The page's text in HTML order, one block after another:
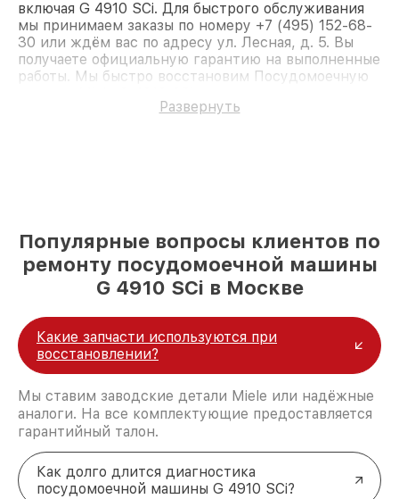
включая G 4910 SCi. Для быстрого обслуживания
мы принимаем заказы по номеру +7 (495) 152-68-
30 или ждём вас по адресу ул. Лесная, д. 5. Вы
получаете официальную гарантию на выполненные
работы. Мы быстро восстановим Посудомоечную
Развернуть
Популярные вопросы клиентов по
ремонту посудомоечной машины
G 4910 SCi в Москве
Какие запчасти используются при
восстановлении?
Мы ставим заводские детали Miele или надёжные
аналоги. На все комплектующие предоставляется
гарантийный талон.
Как долго длится диагностика
посудомоечной машины G 4910 SCi?